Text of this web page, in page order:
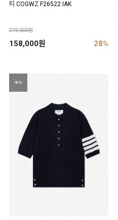
티 COGWZ F26522 IAK
219,000원
158,000원 28%
NEW